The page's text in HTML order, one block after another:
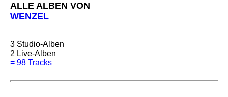
ALLE ALBEN VON
WENZEL
3 Studio-Alben
2 Live-Alben
= 98 Tracks